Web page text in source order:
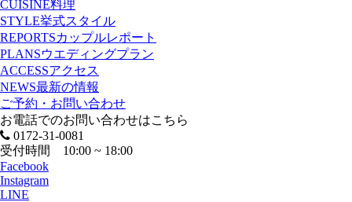
CUISINE料理
STYLE挙式スタイル
REPORTSカップルレポート
PLANSウエディングプラン
ACCESSアクセス
NEWS最新の情報
ご予約・お問い合わせ
お電話でのお問い合わせはこちら
0172-31-0081
受付時間 10:00 ~ 18:00
Facebook
Instagram
LINE